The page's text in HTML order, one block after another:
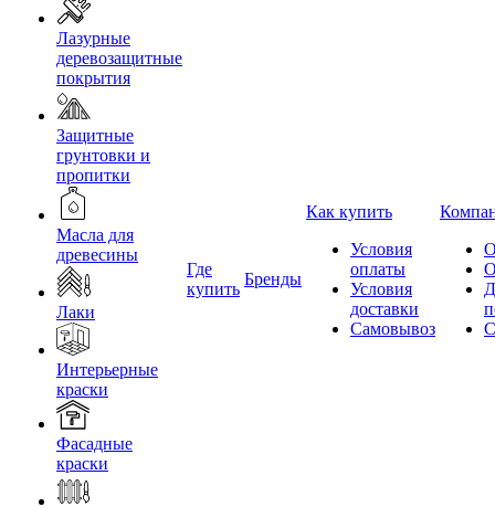
Лазурные
деревозащитные
покрытия
Защитные
грунтовки и
пропитки
Масла для
древесины
Лаки
Интерьерные
краски
Фасадные
краски
Где
купить
Бренды
Как купить
Условия
оплаты
Условия
доставки
Самовывоз